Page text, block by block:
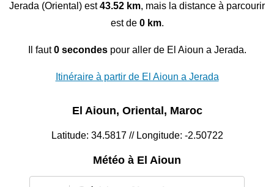
Jerada (Oriental) est43.52 km, mais la distance à parcourir
est de 0 km.
Il faut0 secondespour aller de El Aioun a Jerada.
Itinéraire à partir de El Aioun a Jerada
El Aioun, Oriental, Maroc
Latitude: 34.5817 // Longitude: -2.50722
Météo à El Aioun